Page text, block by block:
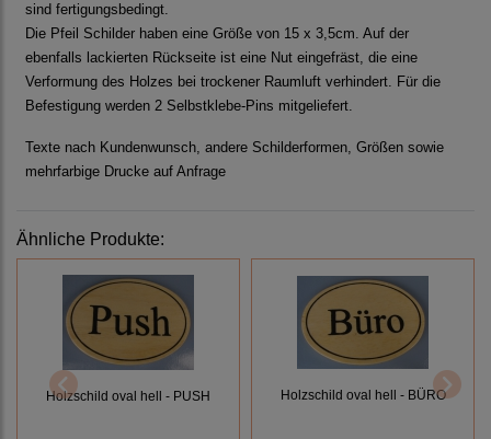
sind fertigungsbedingt.
Die Pfeil Schilder haben eine Größe von 15 x 3,5cm. Auf der
ebenfalls lackierten Rückseite ist eine Nut eingefräst, die eine
Verformung des Holzes bei trockener Raumluft verhindert. Für die
Befestigung werden 2 Selbstklebe-Pins mitgeliefert.
Texte nach Kundenwunsch, andere Schilderformen, Größen sowie
mehrfarbige Drucke auf Anfrage
Ähnliche Produkte:
Holzschild oval hell - PUSH Holzschild oval hell - BÜRO